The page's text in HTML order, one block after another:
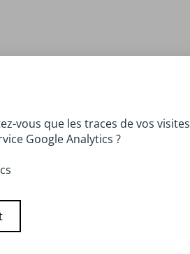
vous que les traces de vos visites
Google Analytics ?